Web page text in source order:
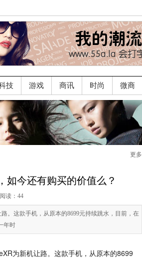
技 游戏 商讯 时尚 微商
更多
如今还有购买的价值么？
阅读：44
。这款手机，从原本的8699元持续跳水，目前，在
年时
为新机让路。这款手机，从原本的8699